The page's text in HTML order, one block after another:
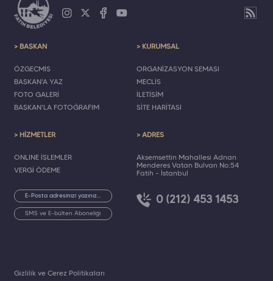
> BAŞKAN
ÖZGEÇMİŞ
BAŞKAN'A YAZ
FOTO GALERİ
BAŞKAN'LA FOTOĞRAFIM
> KURUMSAL
ORGANİZASYON ŞEMASI
MECLİS
İLETİŞİM
SİTE HARİTASI
> HİZMETLER
ONLINE İŞLEMLER
VERGİ ÖDEME
SMS ve E-bülten Aboneliği
> ADRES
Akşemsettin Mahallesi Adnan
Menderes Vatan Bulvarı No:54
Fatih - İstanbul
0 (212) 453 1453
Gizlilik ve Çerez Politikaları